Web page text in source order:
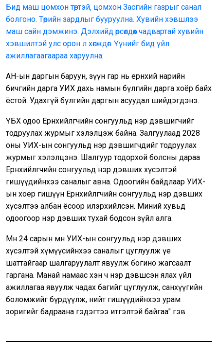
Бид маш цомхон төртэй, цомхон Засгийн газрыг санал
болгоно. Төрийн зардлыг бууруулна. Хувийн хэвшлээ
маш сайн дэмжинэ. Дэлхийд өрсөлдөх чадвартай хувийн
хэвшилтэй улс орон л хөгждөг. Үүнийг бид үйл
ажиллагаагаараа харуулна.
АН-ын даргын баруун, зүүн гар нь ерөнхий нарийн
бичгийн дарга УИХ дахь намын бүлгийн дарга хоёр байх
ёстой. Удахгүй бүлгийн даргын асуудал шийдэгдэнэ.
ҮБХ одоо Ерөнхийлөгчийн сонгуульд нэр дэвшигчийг
тодруулах журмыг хэлэлцэж байна. Залгуулаад 2028
оны УИХ-ын сонгуульд нэр дэвшигчдийг тодруулах
журмыг хэлэлцэнэ. Шалгуур тодорхой болсны дараа
Ерөнхийлөгчийн сонгуульд нэр дэвших хүсэлтэй
гишүүдийнхээ саналыг авна. Одоогийн байдлаар УИХ-
ын хоёр гишүүн Ерөнхийлөгчийн сонгуульд нэр дэвших
хүсэлтээ албан ёсоор илэрхийлсэн. Миний хувьд
одоогоор нэр дэвших тухай бодсон зүйл алга.
Мөн 24 сарын өмнө УИХ-ын сонгуульд нэр дэвших
хүсэлтэй хүмүүсийнхээ саналыг цуглуулж үе
шаттайгаар шалгаруулалт явуулж богино жагсаалт
гаргана. Манай намаас хэн ч нэр дэвшсэн ялах үйл
ажиллагаа явуулж чадах багийг цуглуулж, санхүүгийн
боломжийг бүрдүүлж, нийт гишүүдийнхээ урам
зоригийг бадраана гэдэгтээ итгэлтэй байгаа" гэв.